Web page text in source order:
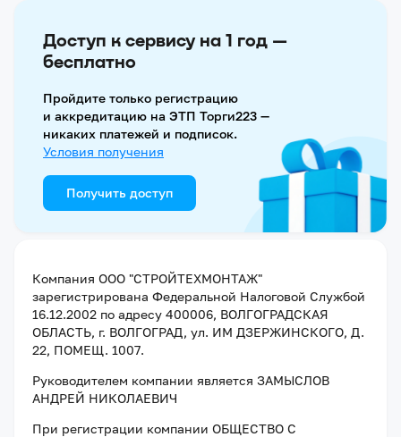
Доступ к сервису на 1 год —
бесплатно
Пройдите только регистрацию
и аккредитацию на ЭТП Торги223 —
никаких платежей и подписок.
Условия получения
Получить доступ
Компания ООО "СТРОЙТЕХМОНТАЖ"
зарегистрирована Федеральной Налоговой Службой
16.12.2002 по адресу 400006, ВОЛГОГРАДСКАЯ
ОБЛАСТЬ, г. ВОЛГОГРАД, ул. ИМ ДЗЕРЖИНСКОГО, Д.
22, ПОМЕЩ. 1007.
Руководителем компании является ЗАМЫСЛОВ
АНДРЕЙ НИКОЛАЕВИЧ
При регистрации компании ОБЩЕСТВО С